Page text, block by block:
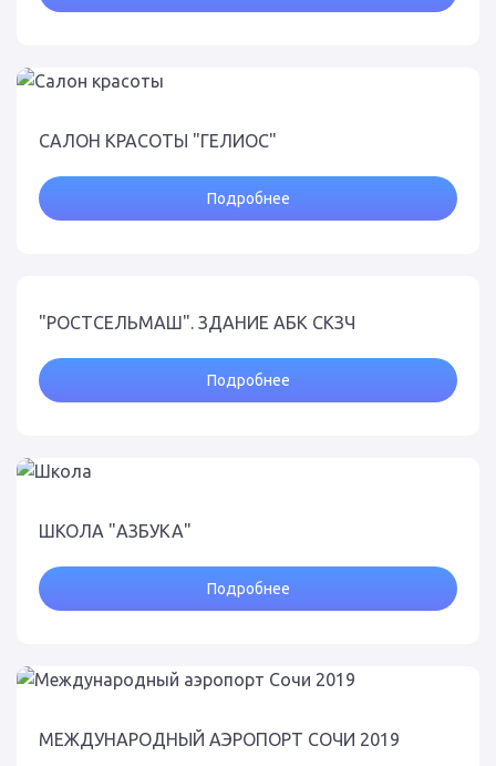
САЛОН КРАСОТЫ "ГЕЛИОС"
Подробнее
"РОСТСЕЛЬМАШ". ЗДАНИЕ АБК СКЗЧ
Подробнее
ШКОЛА "АЗБУКА"
Подробнее
МЕЖДУНАРОДНЫЙ АЭРОПОРТ СОЧИ 2019